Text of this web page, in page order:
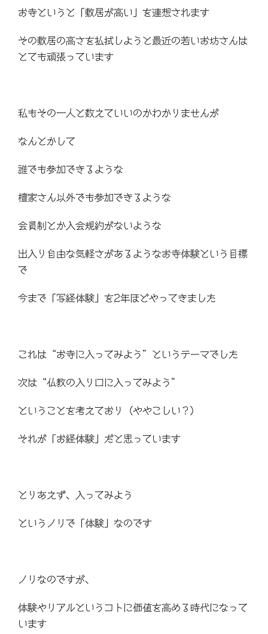
お寺というと「敷居が高い」を連想されます
その敷居の高さを払拭しようと最近の若いお坊さんは
とても頑張っています
私もその一人と数えていいのかわかりませんが
なんとかして
誰でも参加できるような
檀家さん以外でも参加できるような
会員制とか入会規約がないような
出入り自由な気軽さがあるようなお寺体験という目標
で
今まで「写経体験」を2年ほどやってきました
これは“お寺に入ってみよう”というテーマでした
次は“仏教の入り口に入ってみよう”
ということを考えており（ややこしい？）
それが「お経体験」だと思っています
とりあえず、入ってみよう
というノリで「体験」なのです
ノリなのですが、
体験やリアルというコトに価値を高める時代になって
います